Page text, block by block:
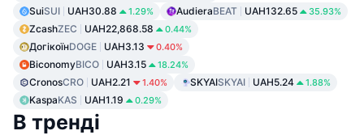
SuiSUI UAH30.88 1.29% AudieraBEAT UAH132.65 35.93%
ZcashZEC UAH22,868.58 0.44%
ДогікоїнDOGE UAH3.13 0.40%
BiconomyBICO UAH3.15 18.24%
CronosCRO UAH2.21 1.40% SKYAISKYAI UAH5.24 1.88%
KaspaKAS UAH1.19 0.29%
В тренді